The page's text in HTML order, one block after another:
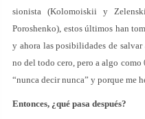
sionista (Kolomoiskii y
Poroshenko), estos últimos han
y ahora las posibilidades de
no del todo cero, pero a algo
“nunca decir nunca” y porque me
Entonces, ¿qué pasa después?